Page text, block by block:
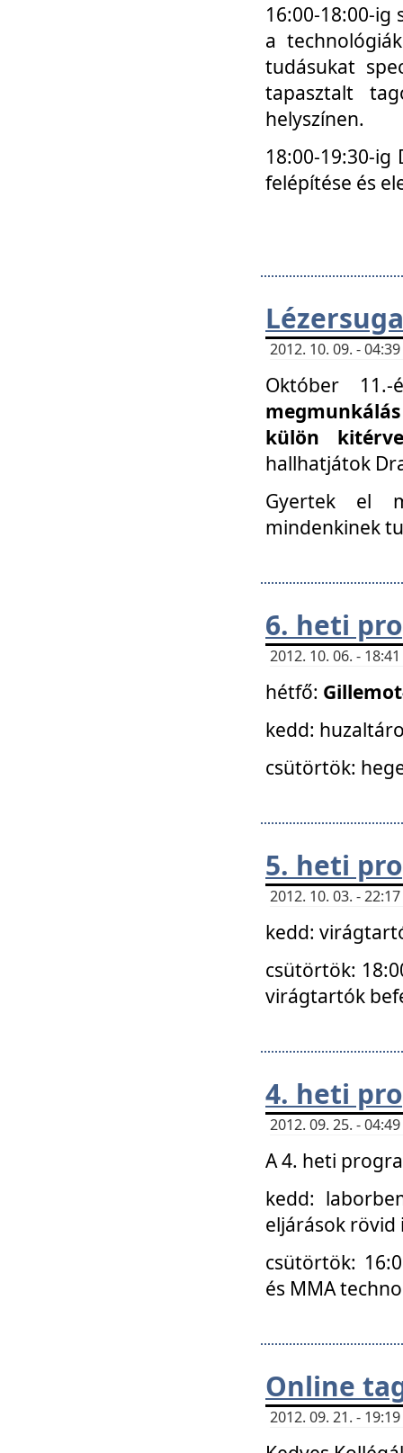
16:00-18:00-
a
tudásukat
tapasztalt
helyszínen.
18:00-19:30-
felépítése és
2012. 10. 09. -
Október
külön
hallhatjátok
Gyertek el
mindenkinek
6. heti
2012. 10. 06. -
hétfő:
kedd:
csütörtök:
5. heti
2012. 10. 03. -
kedd:
csütörtök:
virágtartók
4. heti
2012. 09. 25. -
A 4. heti
kedd:
eljárások
csütörtök:
és MMA
Online
2012. 09. 21. -